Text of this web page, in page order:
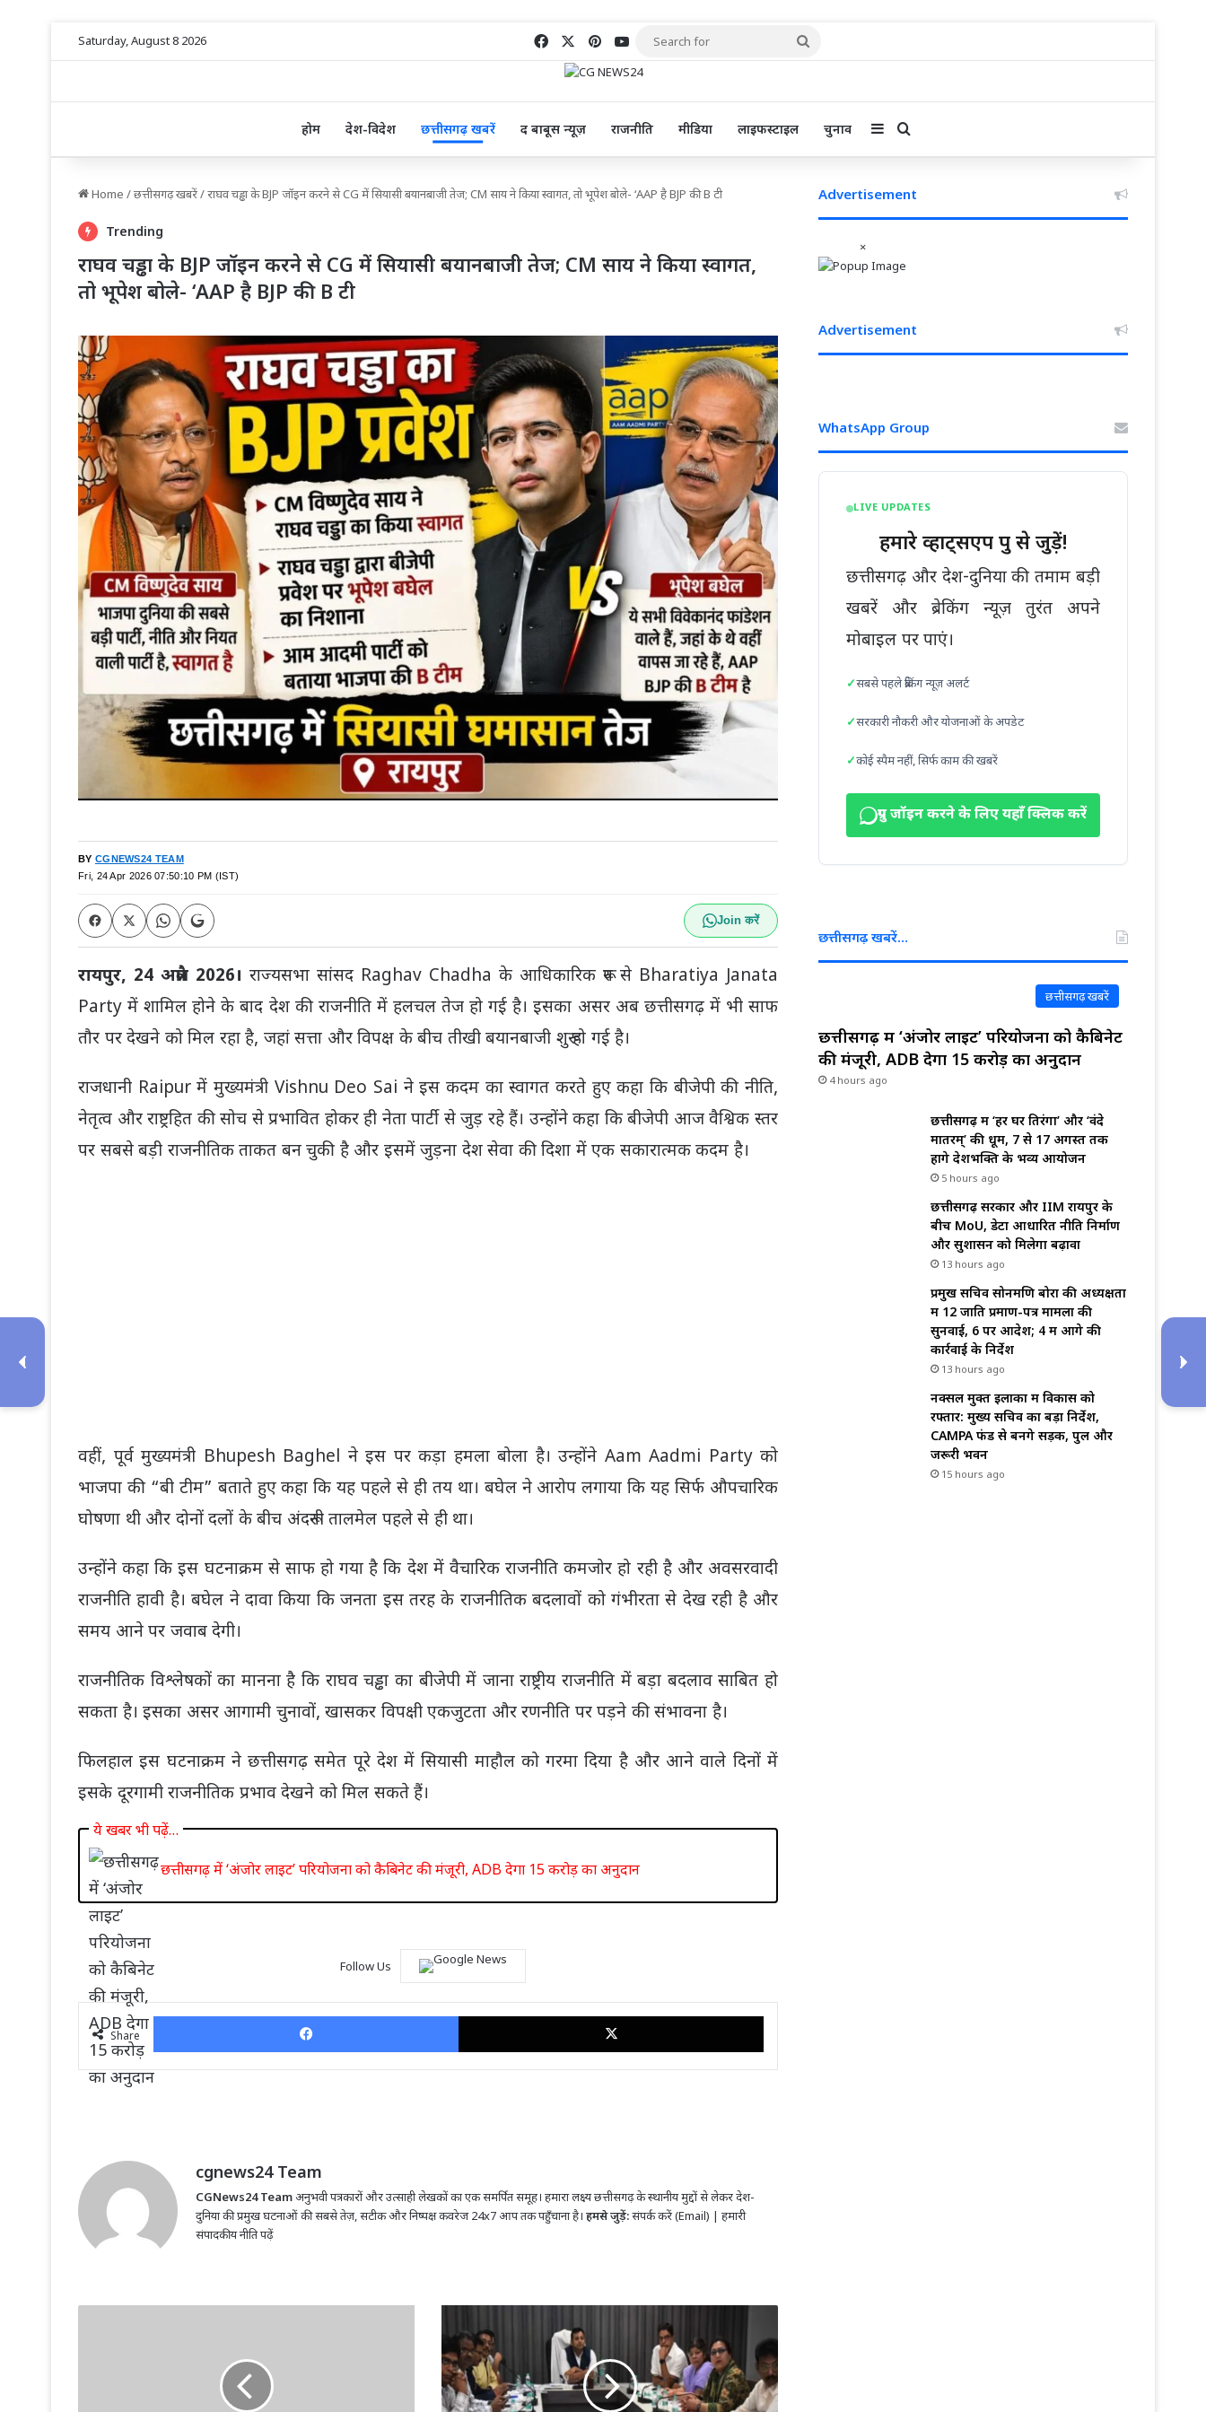
Saturday, August 8 2026 FacebookPinterest
YouTube
Search
होम देश-विदेश छत्तीसगढ़ खबरें द बाबूस न्यूज़ राजनीति मीडिया लाइफस्टाइल चुनाव Sidebar
Home /छत्तीसगढ़ खबरें/राघव चड्ढा के BJP जॉइन करने से CG में सियासी बयानबाजी तेज; CM साय ने किया स्वागत, तो भूपेश बोले- ‘AAP है BJP की B टी
Trending
राघव चड्ढा के BJP जॉइन करने से CG में सियासी बयानबाजी तेज; CM साय ने किया स्वागत,
तो भूपेश बोले- ‘AAP है BJP की B टी
BY CGNEWS24 TEAM
Fri, 24 Apr 2026 07:50:10 PM (IST)
Join करें
रायपुर, 24 अप्रैल 2026। राज्यसभा सांसद Raghav Chadha के आधिकारिक रूप से Bharatiya Janata
Party में शामिल होने के बाद देश की राजनीति में हलचल तेज हो गई है। इसका असर अब छत्तीसगढ़ में भी साफ
तौर पर देखने को मिल रहा है, जहां सत्ता और विपक्ष के बीच तीखी बयानबाजी शुरू हो गई है।
राजधानी Raipurमें मुख्यमंत्री Vishnu Deo Sai ने इस कदम का स्वागत करते हुए कहा कि बीजेपी की नीति,
नेतृत्व और राष्ट्रहित की सोच से प्रभावित होकर ही नेता पार्टी से जुड़ रहे हैं। उन्होंने कहा कि बीजेपी आज वैश्विक स्तर
पर सबसे बड़ी राजनीतिक ताकत बन चुकी है और इसमें जुड़ना देश सेवा की दिशा में एक सकारात्मक कदम है।
वहीं, पूर्व मुख्यमंत्री Bhupesh Baghel ने इस पर कड़ा हमला बोला है। उन्होंने Aam Aadmi Partyको
भाजपा की “बी टीम” बताते हुए कहा कि यह पहले से ही तय था। बघेल ने आरोप लगाया कि यह सिर्फ औपचारिक
घोषणा थी और दोनों दलों के बीच अंदरूनी तालमेल पहले से ही था।
उन्होंने कहा कि इस घटनाक्रम से साफ हो गया है कि देश में वैचारिक राजनीति कमजोर हो रही है और अवसरवादी
राजनीति हावी है। बघेल ने दावा किया कि जनता इस तरह के राजनीतिक बदलावों को गंभीरता से देख रही है और
समय आने पर जवाब देगी।
राजनीतिक विश्लेषकों का मानना है कि राघव चड्ढा का बीजेपी में जाना राष्ट्रीय राजनीति में बड़ा बदलाव साबित हो
सकता है। इसका असर आगामी चुनावों, खासकर विपक्षी एकजुटता और रणनीति पर पड़ने की संभावना है।
फिलहाल इस घटनाक्रम ने छत्तीसगढ़ समेत पूरे देश में सियासी माहौल को गरमा दिया है और आने वाले दिनों में
इसके दूरगामी राजनीतिक प्रभाव देखने को मिल सकते हैं।
ये खबर भी पढ़ें…
छत्तीसगढ़ में ‘अंजोर लाइट’ परियोजना को कैबिनेट की मंजूरी, ADB देगा 15 करोड़ का अनुदान
Follow Us
Share
Facebook X
cgnews24 Team
CGNews24 Teamअनुभवी पत्रकारों और उत्साही लेखकों का एक समर्पित समूह। हमारा लक्ष्य छत्तीसगढ़ के स्थानीय मुद्दों से लेकर देश-
दुनिया की प्रमुख घटनाओं की सबसे तेज़, सटीक और निष्पक्ष कवरेज 24x7 आप तक पहुँचाना है। हमसे जुड़ें:संपर्क करें (Email) | हमारी
संपादकीय नीति पढ़ें
आयुक्त
ने
ली
बैठक
:
Advertisement
×
Advertisement
WhatsApp Group
LIVE UPDATES
हमारे व्हाट्सएप ग्रुप से जुड़ें!
छत्तीसगढ़ और देश-दुनिया की तमाम बड़ी
खबरें और ब्रेकिंग न्यूज़ तुरंत अपने
मोबाइल पर पाएं।
सबसे पहले ब्रेकिंग न्यूज़ अलर्ट
सरकारी नौकरी और योजनाओं के अपडेट
कोई स्पैम नहीं, सिर्फ काम की खबरें
ग्रुप जॉइन करने के लिए यहाँ क्लिक करें
छत्तीसगढ़ खबरें…
छत्तीसगढ़ खबरें
छत्तीसगढ़ में ‘अंजोर लाइट’ परियोजना को कैबिनेट
की मंजूरी, ADB देगा 15 करोड़ का अनुदान
4 hours ago
छत्तीसगढ़ में ‘हर घर तिरंगा’ और ‘वंदे
मातरम्’ की धूम, 7 से 17 अगस्त तक
होंगे देशभक्ति के भव्य आयोजन
5 hours ago
छत्तीसगढ़ सरकार और IIM रायपुर के
बीच MoU, डेटा आधारित नीति निर्माण
और सुशासन को मिलेगा बढ़ावा
13 hours ago
प्रमुख सचिव सोनमणि बोरा की अध्यक्षता
में 12 जाति प्रमाण-पत्र मामलों की
सुनवाई, 6 पर आदेश; 4 में आगे की
कार्रवाई के निर्देश
13 hours ago
नक्सल मुक्त इलाकों में विकास को
रफ्तार: मुख्य सचिव का बड़ा निर्देश,
CAMPA फंड से बनेंगे सड़क, पुल और
जरूरी भवन
15 hours ago